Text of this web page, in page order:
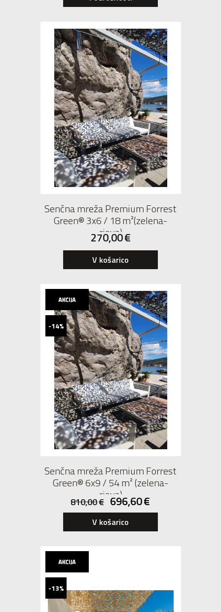
Senčna mreža Premium Forrest
Green® 3x6 / 18 m²(zelena-
rjava)
270,00€
V košarico
Senčna mreža Premium Forrest
Green® 6x9 / 54 m² (zelena-
rjava)
810,00€ 696,60€
-14%
V košarico
-13%